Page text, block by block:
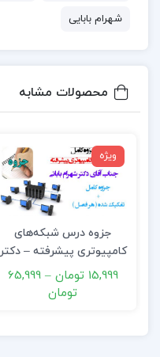
شهرام بابایی
محصولات مشابه
ویژه
جزوه درس شبکه‌های
کامپیوتری پیشرفته – دکتر
بابایی
15,999 تومان –
65,999
تومان